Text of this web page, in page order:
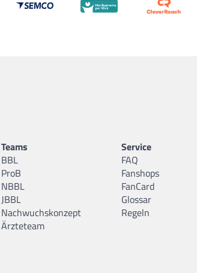
Teams
BBL
ProB
NBBL
JBBL
Nachwuchskonzept
Ärzteteam
Service
FAQ
Fanshops
FanCard
Glossar
Regeln